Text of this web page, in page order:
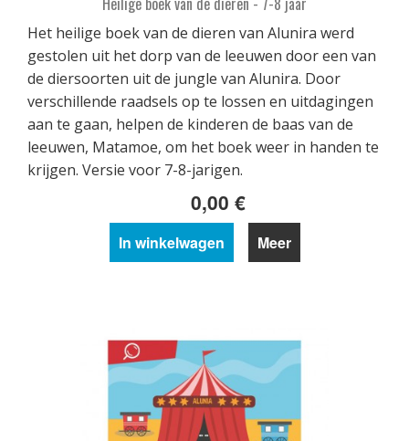
Het heilige boek van de dieren van Alunira werd
gestolen uit het dorp van de leeuwen door een van
de diersoorten uit de jungle van Alunira. Door
verschillende raadsels op te lossen en uitdagingen
aan te gaan, helpen de kinderen de baas van de
leeuwen, Matamoe, om het boek weer in handen te
krijgen. Versie voor 7-8-jarigen.
0,00 €
In winkelwagen Meer